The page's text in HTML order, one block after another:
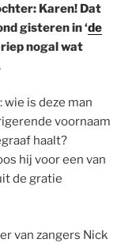
Karen! Dat
gisteren in ‘de
riep nogal wat
wie is deze man
voornaam
haalt?
hij voor een van
de gratie
van zangers Nick